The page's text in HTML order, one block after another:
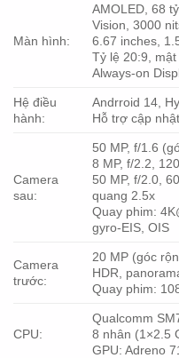
Màn hình:
AMOLED, 68
Vision, 3000
6.67 inches,
Tỷ lệ 20:9,
Always-on
Hệ điều
hành:
Andrroid 14,
Hỗ trợ cập
Camera
sau:
50 MP, f/1.6
8 MP, f/2.2,
50 MP, f/2.0,
quang 2.5x
Quay phim:
gyro-EIS, OIS
Camera
trước:
20 MP (góc
HDR,
Quay phim:
CPU:
Qualcomm
8 nhân (1×2.5
GPU: Adreno